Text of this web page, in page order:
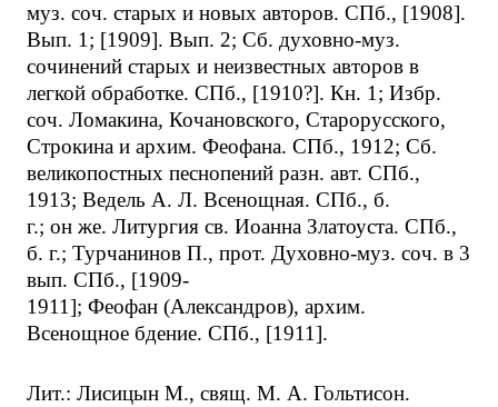
муз. соч. старых и новых авторов. СПб., [1908].
Вып. 1; [1909]. Вып. 2; Сб. духовно-муз.
сочинений старых и неизвестных авторов в
легкой обработке. СПб., [1910?]. Кн. 1; Избр.
соч. Ломакина, Кочановского, Старорусского,
Строкина и архим. Феофана. СПб., 1912; Сб.
великопостных песнопений разн. авт. СПб.,
1913; Ведель А. Л. Всенощная. СПб., б.
г.; он же. Литургия св. Иоанна Златоуста. СПб.,
б. г.; Турчанинов П., прот. Духовно-муз. соч. в 3
вып. СПб., [1909-
1911]; Феофан (Александров), архим.
Всенощное бдение. СПб., [1911].
Лит.: Лисицын М., свящ. М. А. Гольтисон.